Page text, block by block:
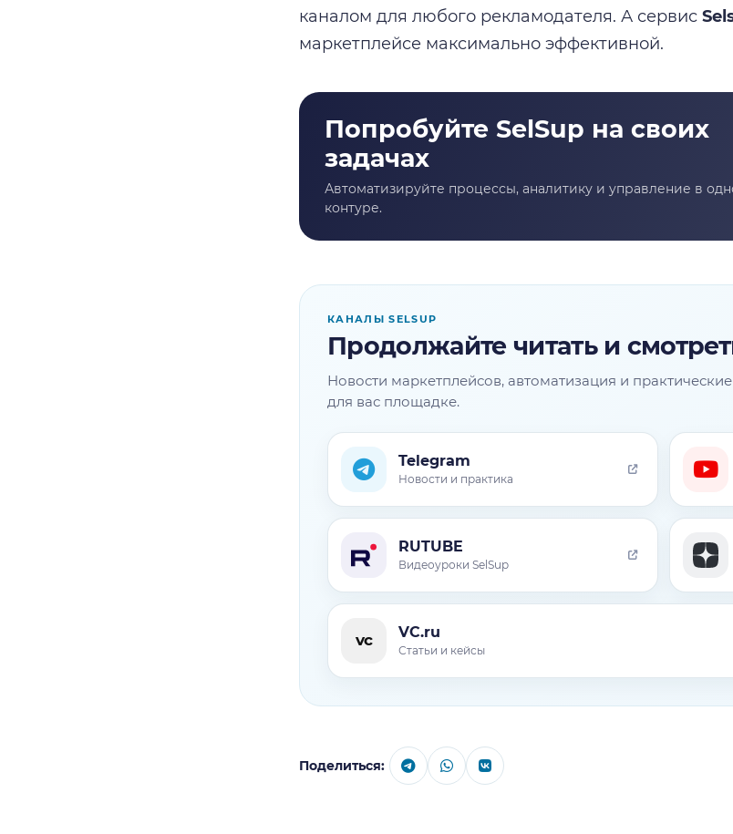
каналом для любого рекламодателя. А сервис
маркетплейсе максимально эффективной.
КАНАЛЫ SELSUP
Продолжайте читать и
Новости маркетплейсов, автоматизация и
для вас площадке.
Telegram
Новости и практика
RUTUBE
Видеоуроки SelSup
vc VC.ru
Статьи и кейсы
Поделиться: